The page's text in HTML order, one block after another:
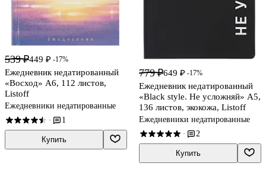
539 ₽449 ₽ -17%
Ежедневник недатированный
«Восход» А6, 112 листов,
Listoff
Ежедневники недатированные
· 1
Купить
779 ₽649 ₽ -17%
Ежедневник недатированный
«Black style. Не усложняй» А5,
136 листов, экокожа, Listoff
Ежедневники недатированные
· 2
Купить